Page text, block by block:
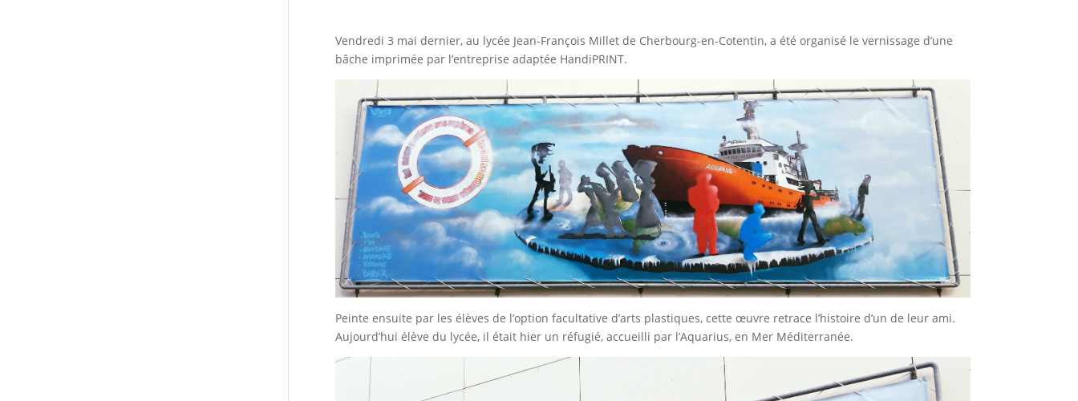
Vendredi 3 mai dernier, au lycée Jean-François Millet de Cherbourg-en-Cotentin, a été organisé le vernissage d’une
bâche imprimée par l’entreprise adaptée HandiPRINT.
Peinte ensuite par les élèves de l’option facultative d’arts plastiques, cette œuvre retrace l’histoire d’un de leur ami.
Aujourd’hui élève du lycée, il était hier un réfugié, accueilli par l’Aquarius, en Mer Méditerranée.